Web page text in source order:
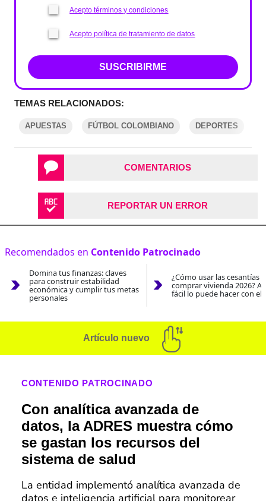
Acepto términos y condiciones
Acepto política de tratamiento de datos
SUSCRIBIRME
TEMAS RELACIONADOS:
APUESTAS FÚTBOL COLOMBIANO DEPORTES
COMENTARIOS
REPORTAR UN ERROR
Recomendados en Contenido Patrocinado
Domina tus finanzas: claves
para construir estabilidad
económica y cumplir tus metas
personales
¿Cómo usar las cesantías
comprar vivienda 2026?
fácil lo puede hacer con el
Artículo nuevo
CONTENIDO PATROCINADO
Con analítica avanzada de
datos, la ADRES muestra cómo
se gastan los recursos del
sistema de salud
La entidad implementó analítica avanzada de